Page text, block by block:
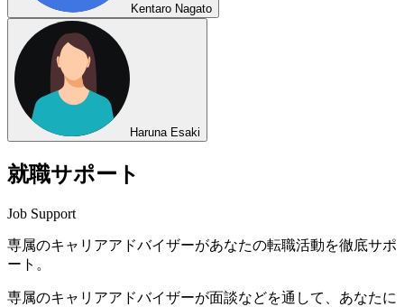
Kentaro Nagato
Haruna Esaki
就職サポート
Job Support
専属のキャリアアドバイザーがあなたの転職活動を徹底サポ
ート。
専属のキャリアアドバイザーが面談などを通して、あなたに